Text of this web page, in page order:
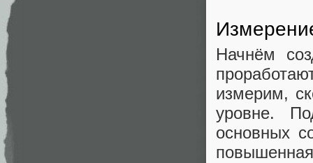
Начнём
измерим,
уровне.
основных